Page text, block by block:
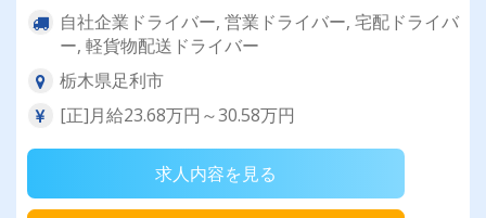
自社企業ドライバー, 営業ドライバー, 宅配ドライバ
ー, 軽貨物配送ドライバー
栃木県足利市
[正]月給23.68万円～30.58万円
求人内容を見る